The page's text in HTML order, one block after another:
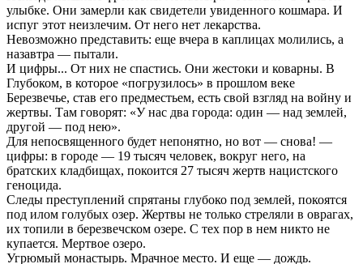
улыбке. Они замерли как свидетели увиденного кошмара. И
испуг этот неизлечим. От него нет лекарства.
Невозможно представить: еще вчера в каплицах молились, а
назавтра — пытали.
И цифры... От них не спастись. Они жестоки и коварны. В
Глубоком, в которое «погрузилось» в прошлом веке
Березвечье, став его предместьем, есть свой взгляд на войну и
жертвы. Там говорят: «У нас два города: один — над землей,
другой — под нею».
Для непосвященного будет непонятно, но вот — снова! —
цифры: в городе — 19 тысяч человек, вокруг него, на
братских кладбищах, покоится 27 тысяч жертв нацистского
геноцида.
Следы преступлений спрятаны глубоко под землей, покоятся
под илом голубых озер. Жертвы не только стреляли в оврагах,
их топили в березвечском озере. С тех пор в нем никто не
купается. Мертвое озеро.
Угрюмый монастырь. Мрачное место. И еще — дождь.